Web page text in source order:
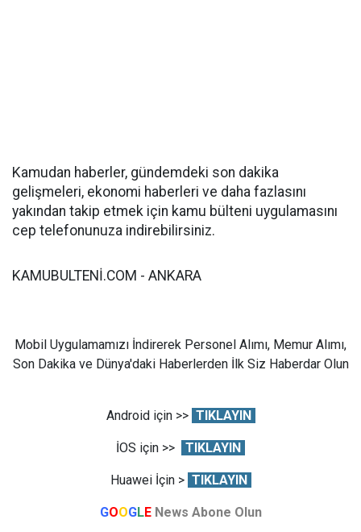
Kamudan haberler, gündemdeki son dakika
gelişmeleri, ekonomi haberleri ve daha fazlasını
yakından takip etmek için kamu bülteni uygulamasını
cep telefonunuza indirebilirsiniz.
KAMUBULTENİ.COM - ANKARA
Mobil Uygulamamızı İndirerek Personel Alımı, Memur Alımı,
Son Dakika ve Dünya'daki Haberlerden İlk Siz Haberdar Olun
Android için >> TIKLAYIN
İOS için >> TIKLAYIN
Huawei İçin > TIKLAYIN
GOOGLE News Abone Olun